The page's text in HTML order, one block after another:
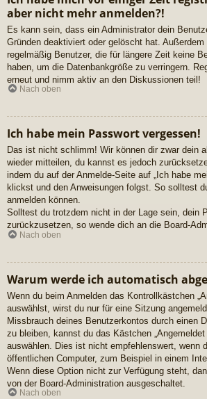
aber nicht mehr anmelden?!
Es kann sein, dass ein Administrator dein
Gründen deaktiviert oder gelöscht hat.
regelmäßig Benutzer, die für längere Zeit keine
haben, um die Datenbankgröße zu verringern.
erneut und nimm aktiv an den Diskussionen teil!
Nach oben
Ich habe mein Passwort vergessen!
Das ist nicht schlimm! Wir können dir zwar dein
wieder mitteilen, du kannst es jedoch
indem du auf der Anmelde-Seite auf „Ich habe
klickst und den Anweisungen folgst. So solltest
anmelden können.
Solltest du trotzdem nicht in der Lage sein, dein
zurückzusetzen, so wende dich an die Board-
Nach oben
Warum werde ich automatisch
Wenn du beim Anmelden das Kontrollkästchen
auswählst, wirst du nur für eine Sitzung
Missbrauch deines Benutzerkontos durch einen
zu bleiben, kannst du das Kästchen „Angemeldet
auswählen. Dies ist nicht empfehlenswert, wenn
öffentlichen Computer, zum Beispiel in einem
Wenn diese Option nicht zur Verfügung steht,
von der Board-Administration ausgeschaltet.
Nach oben